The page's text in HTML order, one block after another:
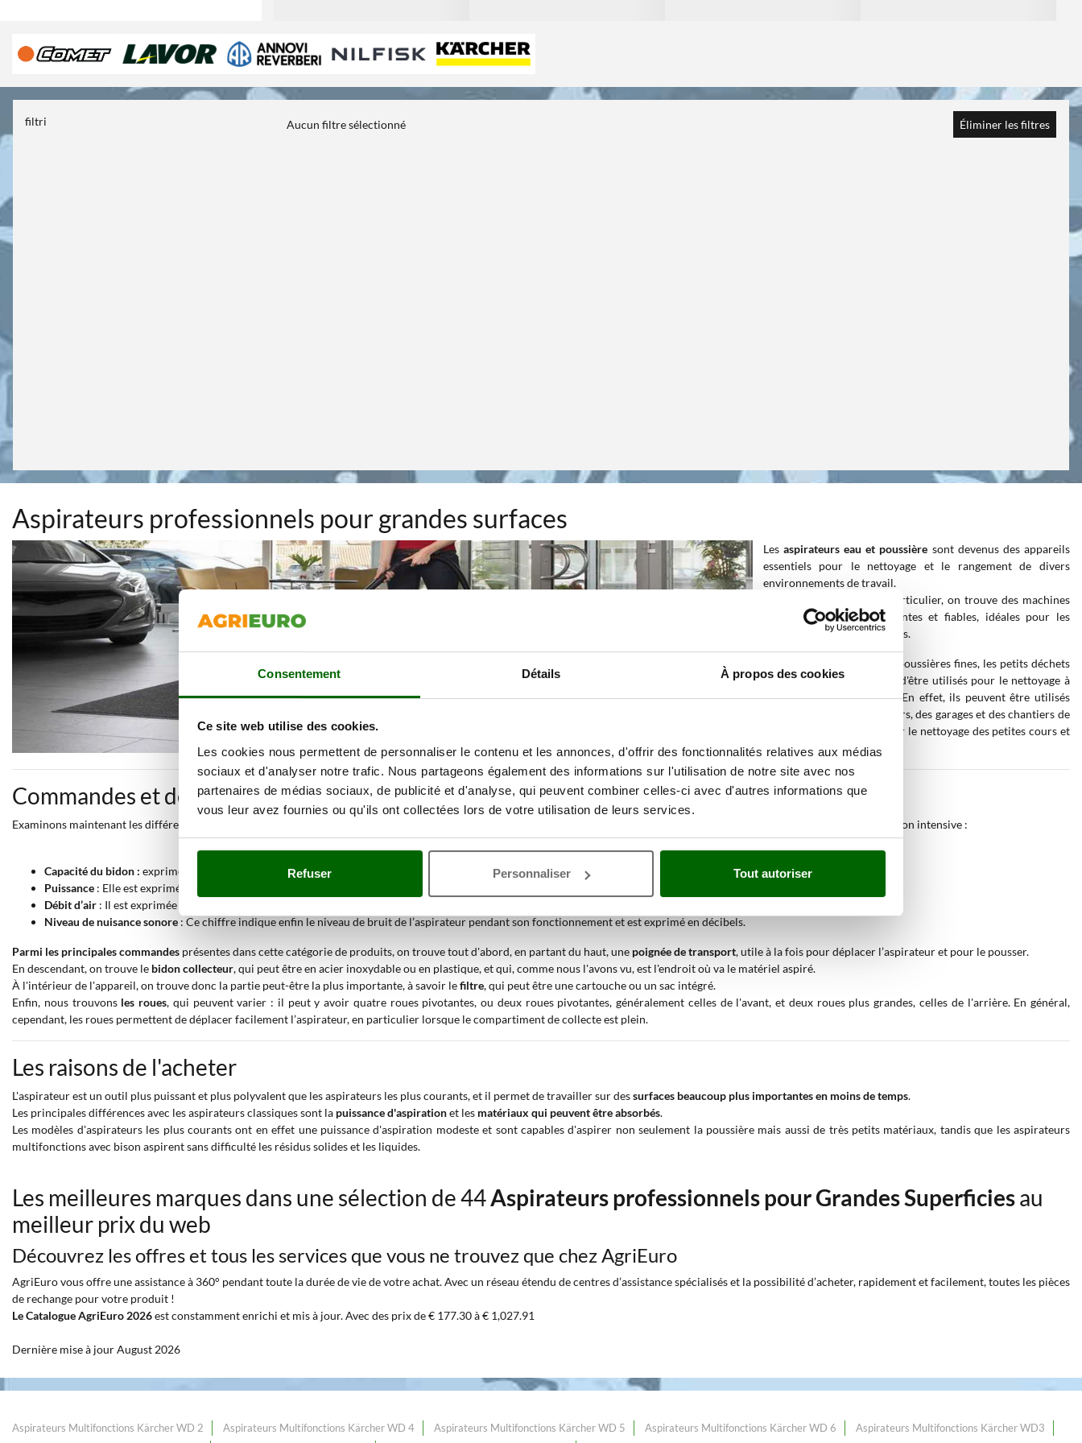
Consentement Détails À propos des cookies
Ce site web utilise des cookies.
Les cookies nous permettent de personnaliser le contenu et les annonces, d'offrir des fonctionnalités relatives aux médias
sociaux et d'analyser notre trafic. Nous partageons également des informations sur l'utilisation de notre site avec nos
partenaires de médias sociaux, de publicité et d'analyse, qui peuvent combiner celles-ci avec d'autres informations que
vous leur avez fournies ou qu'ils ont collectées lors de votre utilisation de leurs services.
Refuser Personnaliser Tout autoriser
filtri Aucun filtre sélectionné Éliminer les filtres
Aspirateurs professionnels pour grandes surfaces
Lesaspirateurs eau et poussière sont devenus des appareils
essentiels pour le nettoyage et le rangement de divers
environnements de travail.
Dans cette catégorie en particulier, on trouve des machines
professionnelles, performantes et fiables, idéales pour les
utilisateurs les plus exigeants.
Leur capacité à aspirer les poussières fines, les petits déchets
et les liquides leur permet d'être utilisés pour le nettoyage à
l'intérieur ou à l'extérieur. En effet, ils peuvent être utilisés
pour le nettoyage des ateliers, des garages et des chantiers de
construction, ainsi que pour le nettoyage des petites cours et
des allées.
Commandes et détails techniques
Examinons maintenant les différentes commandes et les détails techniques qui caractérisent les et les rendent aptes à une utilisation intensive :
Capacité du bidon : exprimée en litres, elle indique la quantité de matériau que le bidon est capable de collecter.
Puissance : Elle est exprimée en watts et indique la puissance d'aspiration maximale du moteur.
Débit d’air : Il est exprimée en litres/seconde et indique le volume d'air aspiré.
Niveau de nuisance sonore : Ce chiffre indique enfin le niveau de bruit de l’aspirateur pendant son fonctionnement et est exprimé en décibels.
Parmi les principales commandes présentes dans cette catégorie de produits, on trouve tout d'abord, en partant du haut, une poignée de transport, utile à la fois pour déplacer l’aspirateur et pour le pousser.
En descendant, on trouve le bidon collecteur, qui peut être en acier inoxydable ou en plastique, et qui, comme nous l'avons vu, est l'endroit où va le matériel aspiré.
À l'intérieur de l'appareil, on trouve donc la partie peut-être la plus importante, à savoir lefiltre, qui peut être une cartouche ou un sac intégré.
Enfin, nous trouvons les roues, qui peuvent varier : il peut y avoir quatre roues pivotantes, ou deux roues pivotantes, généralement celles de l'avant, et deux roues plus grandes, celles de l'arrière. En général,
cependant, les roues permettent de déplacer facilement l’aspirateur, en particulier lorsque le compartiment de collecte est plein.
Les raisons de l'acheter
L'aspirateur est un outil plus puissant et plus polyvalent que les aspirateurs les plus courants, et il permet de travailler sur dessurfaces beaucoup plus importantes en moins de temps.
Les principales différences avec les aspirateurs classiques sont la puissance d'aspirationet les matériaux qui peuvent être absorbés.
Les modèles d'aspirateurs les plus courants ont en effet une puissance d'aspiration modeste et sont capables d'aspirer non seulement la poussière mais aussi de très petits matériaux, tandis que les aspirateurs
multifonctions avec bison aspirent sans difficulté les résidus solides et les liquides.
Les meilleures marques dans une sélection de 44Aspirateurs professionnels pour Grandes Superficiesau
meilleur prix du web
Découvrez les offres et tous les services que vous ne trouvez que chez AgriEuro
AgriEuro vous offre une assistance à 360° pendant toute la durée de vie de votre achat. Avec un réseau étendu de centres d’assistance spécialisés et la possibilité d’acheter, rapidement et facilement, toutes les pièces
de rechange pour votre produit !
Le Catalogue AgriEuro 2026est constamment enrichi et mis à jour. Avec des prix de € 177.30 à € 1,027.91
Dernière mise à jour August 2026
Aspirateurs Multifonctions Kärcher WD 2 Aspirateurs Multifonctions Kärcher WD 4 Aspirateurs Multifonctions Kärcher WD 5 Aspirateurs Multifonctions Kärcher WD 6
Aspirateurs Multifonctions Kärcher WD3